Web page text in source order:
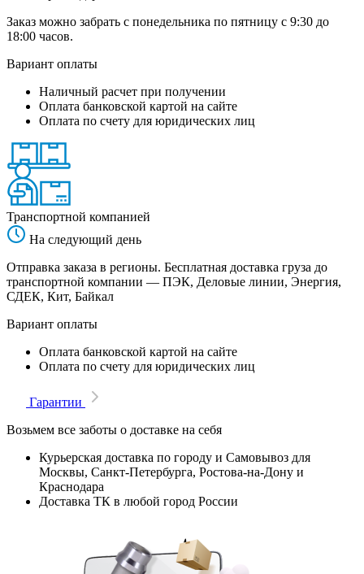
Заказ можно забрать с понедельника по пятницу с 9:30 до
18:00 часов.
Вариант оплаты
Наличный расчет при получении
Оплата банковской картой на сайте
Оплата по счету для юридических лиц
Транспортной компанией
На следующий день
Отправка заказа в регионы. Бесплатная доставка груза до
транспортной компании — ПЭК, Деловые линии, Энергия,
СДЕК, Кит, Байкал
Вариант оплаты
Оплата банковской картой на сайте
Оплата по счету для юридических лиц
Гарантии
Возьмем все заботы о доставке на себя
Курьерская доставка по городу и Самовывоз для
Москвы, Санкт-Петербурга, Ростова-на-Дону и
Краснодара
Доставка ТК в любой город России